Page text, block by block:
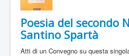
Poesia del secondo
Santino Spartà
Atti di un Convegno su questa